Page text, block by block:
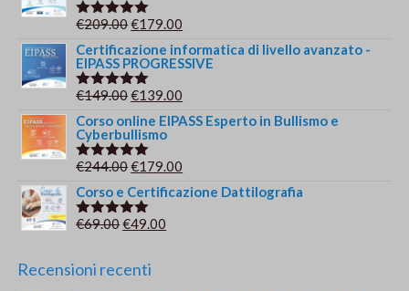
era:
Valutato
€209.00Il
prezzo
originale
era:
€179.00
prezzo
attuale
Certificazione informatica di livello avanzato -
EIPASS PROGRESSIVE
Valutato
€149.00Il
prezzo
originale
era:
€139.00
prezzo
Corso online EIPASS Esperto in Bullismo e
Cyberbullismo
Valutato
€244.00Il
prezzo
originale
era:
€179.00
prezzo
Corso e Certificazione Dattilografia
Valutato
€69.00Il
originale
€49.00
Recensioni recenti